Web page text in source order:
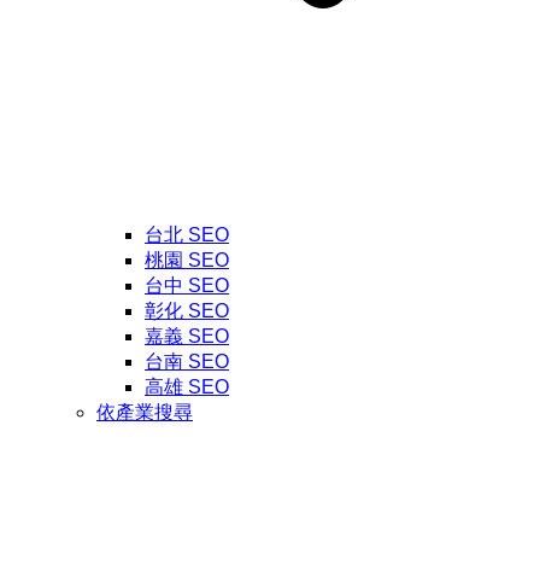
台北 SEO
桃園 SEO
台中 SEO
彰化 SEO
嘉義 SEO
台南 SEO
高雄 SEO
依產業搜尋